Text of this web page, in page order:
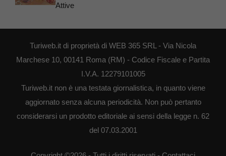
Attive
Turiweb.it di proprietà di WEB 365 SRL - Via Nicola
Marchese 10, 00141 Roma (RM) - Codice Fiscale e Partita
I.V.A. 12279101005
Turiweb.it non è una testata giornalistica, in quanto viene
aggiornato senza alcuna periodicità. Non può pertanto
considerarsi un prodotto editoriale ai sensi della legge n. 62
del 07.03.2001